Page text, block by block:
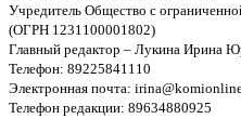
Учредитель Общество с
(ОГРН 1231100001802)
Главный редактор – Лукина Ирина
Телефон: 89225841110
Электронная почта:
Телефон редакции: 89634880925